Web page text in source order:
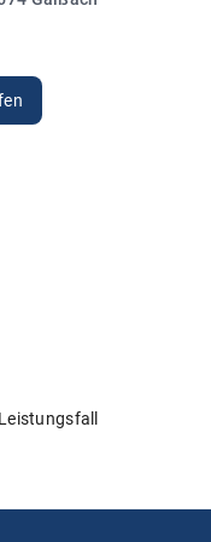
Mitarbeiter die ihren Job
Klemmer versichere,